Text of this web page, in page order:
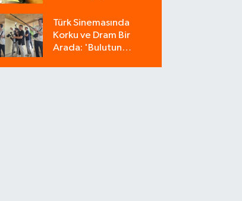
Milyonluk Tuzağı Polis
Bozdu!
Türk Sinemasında
Korku ve Dram Bir
Arada: 'Bulutun